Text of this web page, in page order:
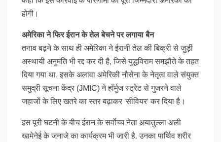
होगी।
अमेरिका ने फिर ईरान के तेल बेचने पर लगाया बैन
तनाव बढ़ने के साथ ही अमेरिका ने ईरानी तेल की बिक्री से जुड़ी
अस्थायी अनुमति भी रद्द कर दी है, जिसे युद्धविराम समझौते के तहत
दिया गया था. इसके अलावा अमेरिकी नौसेना के नेतृत्व वाले संयुक्त
समुद्री सूचना केंद्र (JMIC) ने हॉर्मुज स्ट्रेट से गुजरने वाले
जहाजों के लिए खतरे का स्तर बढ़ाकर 'सीवियर' कर दिया है।
इस पूरी घटनी के बीच ईरान के सर्वोच्च नेता अयातुल्ला अली
खामेनेई के जनाजे का कार्यक्रम भी जारी है. उनका पार्थिव शरीर